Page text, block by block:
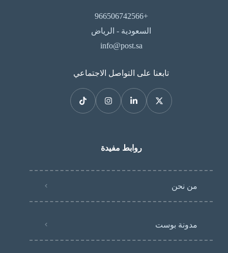
+966506742566
السعودية - الرياض
info@post.sa
تابعنا على التواصل الاجتماعي
روابط مفيدة
من نحن
مدونة بوست